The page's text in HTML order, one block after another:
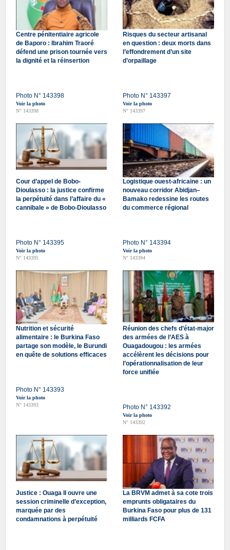
Centre pénitentiaire agricole
de Baporo : Ibrahim Traoré
défend une prison tournée vers
la dignité et la réinsertion
Photo N° 143398
Voir la photo
N° 143398
Risques du secteur artisanal
en question : deux morts dans
l’effondrement d’un site
d’orpaillage
Photo N° 143397
Voir la photo
N° 143397
Cour d’appel de Bobo-
Dioulasso : la justice confirme
la perpétuité dans l’affaire du «
cannibale » de Bobo-Dioulasso
Photo N° 143395
Voir la photo
N° 143395
Logistique ouest-africaine : un
nouveau corridor Abidjan–
Bamako redessine les routes
du commerce régional
Photo N° 143394
Voir la photo
N° 143394
Nutrition et sécurité
alimentaire : le Burkina Faso
partage son modèle, le Burundi
en quête de solutions efficaces
Photo N° 143393
Voir la photo
N° 143393
Réunion des chefs d’état-major
des armées de l’AES à
Ouagadougou : les armées
accélèrent les décisions pour
l’opérationnalisation de leur
force unifiée
Photo N° 143392
Voir la photo
N° 143392
Justice : Ouaga II ouvre une
session criminelle d’exception,
marquée par des
condamnations à perpétuité
La BRVM admet à sa cote trois
emprunts obligataires du
Burkina Faso pour plus de 131
milliards FCFA